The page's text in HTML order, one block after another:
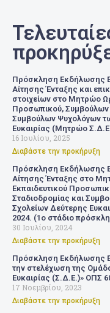
Πρόσκληση Εκδήλωσης
Αίτησης Ένταξης και
στοιχείων στο Μητρώο
Προσωπικού, Συμβούλων
Συμβούλων Ψυχολόγων
Ευκαιρίας (Μητρώο
16 Ιουλίου, 2025
Διαβάστε την προκήρυξη
Πρόσκληση Εκδήλωσης
Αίτησης Ένταξης στο
Εκπαιδευτικού
Σταδιοδρομίας και
Σχολείων Δεύτερης
2024. (1ο στάδιο
30 Ιουλίου, 2024
Διαβάστε την προκήρυξη
Πρόσκληση Εκδήλωσης
την στελέχωση της
Ευκαιρίας (Σ.Δ.Ε.)» ΟΠΣ
17 Νοεμβρίου, 2023
Διαβάστε την προκήρυξη